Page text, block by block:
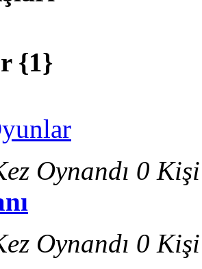
{1}
Oynandı 0
Oynandı 0